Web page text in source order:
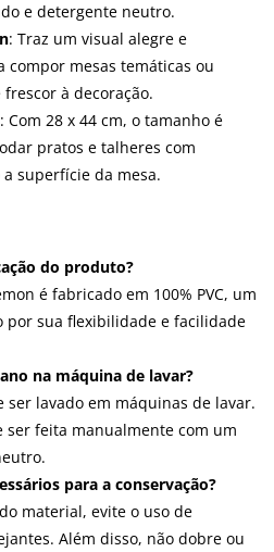
e detergente neutro.
: Traz um visual alegre e
compor mesas temáticas ou
à decoração.
: Com 28 x 44 cm, o tamanho é
pratos e talheres com
superfície da mesa.
do produto?
é fabricado em 100% PVC, um
por sua flexibilidade e facilidade
na máquina de lavar?
ser lavado em máquinas de lavar.
ser feita manualmente com um
para a conservação?
material, evite o uso de
Além disso, não dobre ou